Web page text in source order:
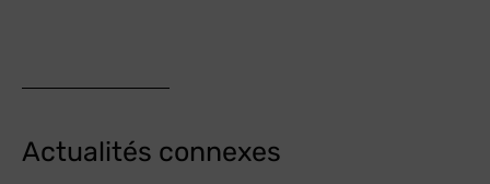
Actualités connexes